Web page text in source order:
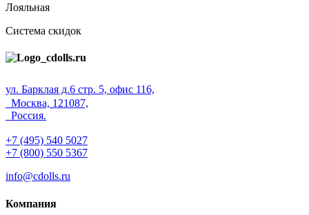
Лояльная
Система скидок
ул. Барклая д.6 стр. 5, офис 116,
Москва, 121087,
Россия.
+7 (495) 540 5027
+7 (800) 550 5367
info@cdolls.ru
Компания